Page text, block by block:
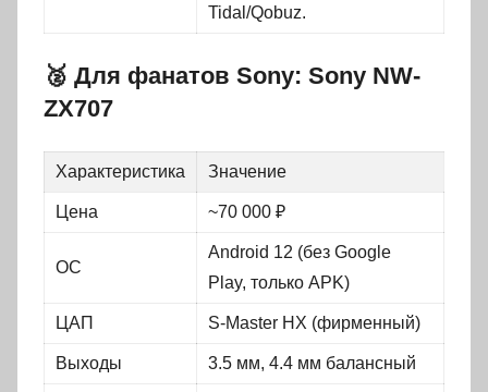
Tidal/Qobuz.
🥈 Для фанатов Sony: Sony NW-
ZX707
Характеристика Значение
Цена ~70 000 ₽
ОС
Android 12 (без Google
Play, только APK)
ЦАП S-Master HX (фирменный)
Выходы 3.5 мм, 4.4 мм балансный